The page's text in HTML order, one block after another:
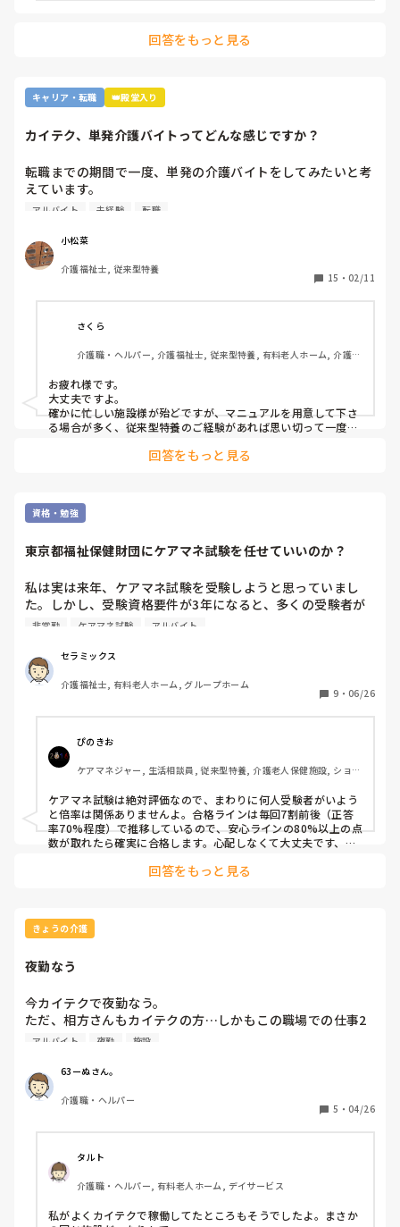
回答をもっと見る
キャリア・転職 👑殿堂入り
カイテク、単発介護バイトってどんな感じですか？
転職までの期間で一度、単発の介護バイトをしてみたいと考
えています。
ですが単発バイトを求めてるってことはそれなりに忙しい施
かなか踏み出せずにいます。
もし経験ある方いらっしゃいましたら、どんな感じだったか
アルバイト 未経験 転職
小松菜
介護福祉士, 従来型特養
15 ・ 02/11
さくら
介護職・ヘルパー, 介護福祉士, 従来型特養, 有料老人ホーム, 介護老
実務者研修, ユニット型特養, 障害者支援施設
お疲れ様です。
大丈夫ですよ。
確かに忙しい施設様が殆どですが、マニュアルを用意して下さ
る場合が多く、従来型特養のご経験があれば思い切って一度働
施設様のレビューが書かれているので、参考になさると良いか
回答をもっと見る
資格・勉強
東京都福祉保健財団にケアマネ試験を任せていいのか？
私は実は来年、ケアマネ試験を受験しようと思っていまし
た。しかし、受験資格要件が3年になると、多くの受験者が
殺到し、高倍率が予想されること。また、カイテク等を通じ
ていただいた事業所が3箇所に上り、今年度の受験を決意し
ました。
しかし、5事業所に依頼した実務経験証明書ですが、現在は3
事業所から送られてくるのみの状態。そこまで多くの事業所
に依頼せざるを得ないのは、カイテク等の単発バイトの勤務
の場合、365日分の勤務をもって1年という実務経験の換算
となるからです。このことは、サイトや募集要項には明記さ
れていません。
そして、驚いたことにカイテクでリピートしている事業所の
退勤時、「実務経験証明書ですが、29枚となります」と言わ
に発送はできないでしょう。その事業所は、財団に問い合わ
募集要項には、実務経験証明書は1事業所に1枚となってお
り、このことからも募集要項に不備・瑕疵があるのは明白で
す。また、専用サイトや募集要項にも実務経験は「常勤、非
常勤、パート等の勤務形態を問いません」と明記されていま
す。であるならば、単発バイトでも同等の受験が認められる
べきではないでしょうか？
介護支援専門員には、公正・中立を求めていますが、東京都
「保健・医療・福祉のサポート（情報提供）」を掲げていま
すが、足を引っ張ることしかしていません。合格後の実務者
研修の申し込みまでの短さ、6月に予定されていた介護支援
専門員実務研修の延期等。この組織に試験を実施する資格な
神奈川県では、メールでの問い合わせにも応じてますが、東
たが、全く納得できる説明はなく、揉めました。29日までに
非常勤 ケアマネ試験 アルバイト
セラミックス
介護福祉士, 有料老人ホーム, グループホーム
9 ・ 06/26
ぴのきお
ケアマネジャー, 生活相談員, 従来型特養, 介護老人保健施設, ショー
ケアマネ試験は絶対評価なので、まわりに何人受験者がいよう
と倍率は関係ありませんよ。合格ラインは毎回7割前後（正答
率70%程度）で推移しているので、安心ラインの80%以上の点
数が取れたら確実に合格します。心配しなくて大丈夫です、頑
回分）を1枚に合算して書いて欲しいと、事業所側に伝えてみ
てはいかがでしょうか？
回答をもっと見る
きょうの介護
夜勤なう
今カイテクで夜勤なう。
ただ、相方さんもカイテクの方…しかもこの職場での仕事2
回目だと…(　ﾟдﾟ)
ほとんどの方が結構自立されてるんだがだからと言ってスポ
ットバイト2人で夜勤はないやろw
コンビニバイトよりいい加減な人員配置やと思う
何かあった時どーするんやろ？責任取れといわれてもねぇ…
普通は片方だけ社員さんやと思うがマジで過去一ヤバい施設
これ役所に通報したら一発アウトちゃうかな？
アルバイト 夜勤 施設
63ーぬさん。
介護職・ヘルパー
5 ・ 04/26
タルト
介護職・ヘルパー, 有料老人ホーム, デイサービス
私がよくカイテクで稼働してたところもそうでしたよ。まさか